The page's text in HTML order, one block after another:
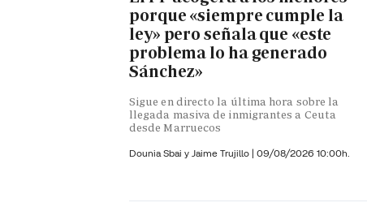
porque «siempre cumple la
ley» pero señala que «este
problema lo ha generado
Sánchez»
Sigue en directo la última hora sobre la
llegada masiva de inmigrantes a Ceuta
desde Marruecos
Dounia Sbai y Jaime Trujillo | 09/08/2026 10:00h.